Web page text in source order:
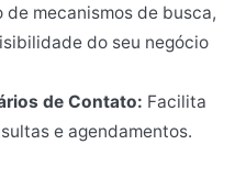
mecanismos de busca,
do seu negócio
de Contato: Facilita
e agendamentos.